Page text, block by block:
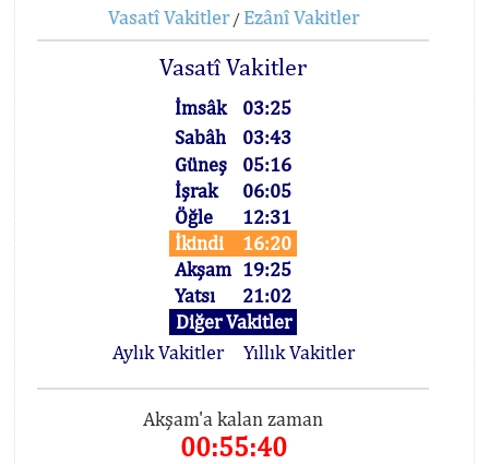
Vasatî Vakitler/ Ezânî Vakitler
Vasatî Vakitler
İmsâk
03:25
Sabâh
03:43
Güneş
05:16
İşrak
06:05
Öğle
12:31
İkindi
16:20
Akşam 19:25
Yatsı
21:02
Diğer Vakitler
Aylık Vakitler
Yıllık Vakitler
Akşam'a kalan zaman
00:55:40